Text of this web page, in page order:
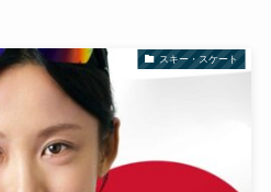
スキー・スケート